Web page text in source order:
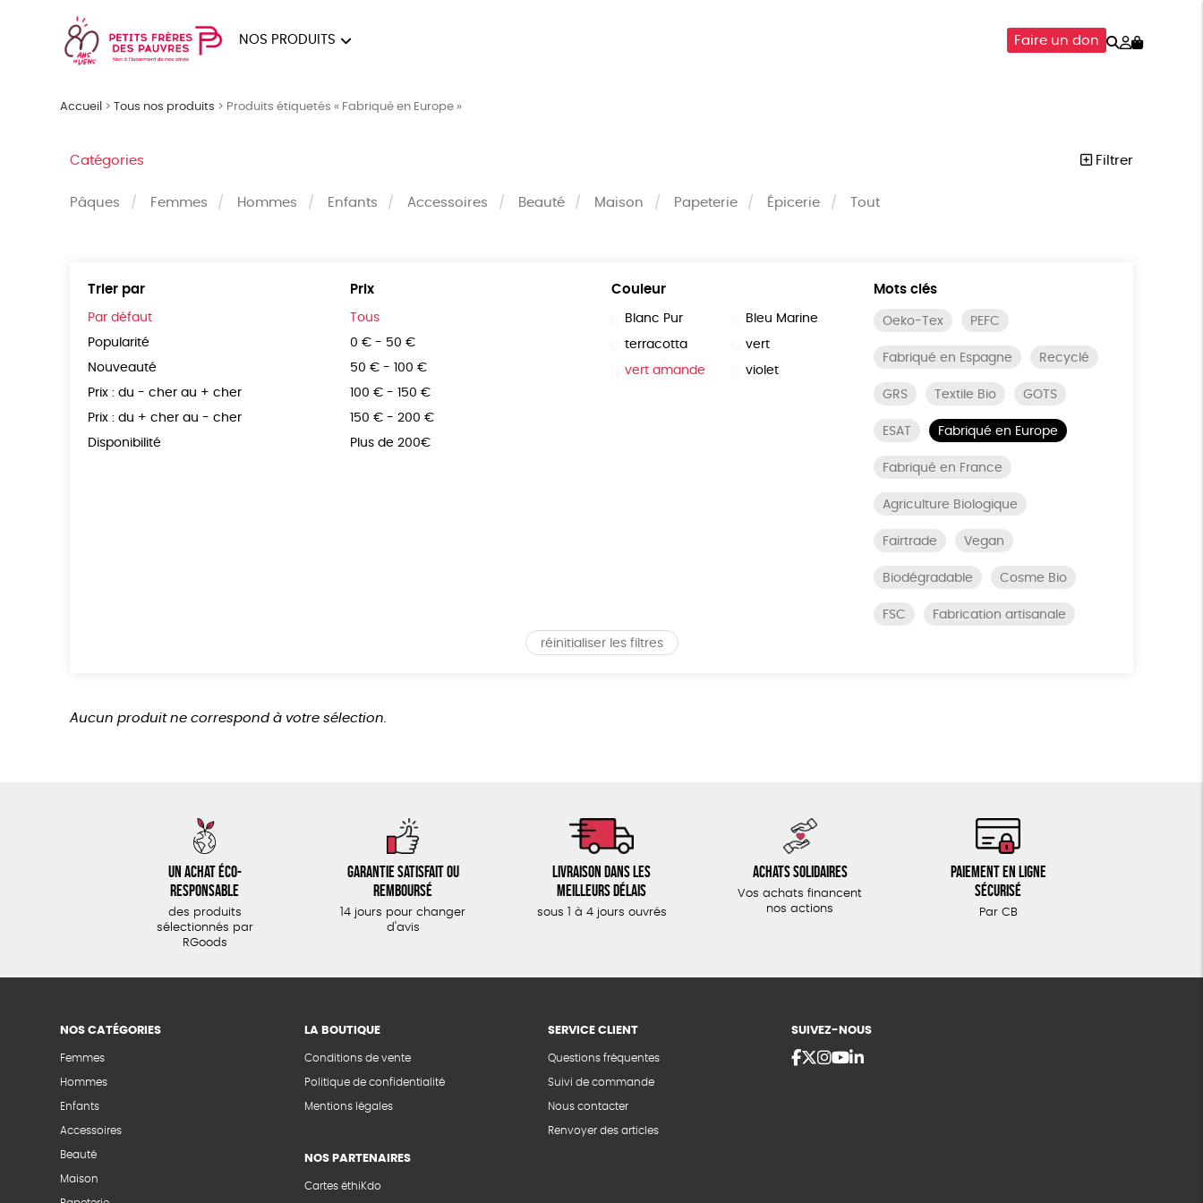
NOS PRODUITS Faire un don Rechercher
Mon
Accueil >Tous nos produits > Produits étiquetés « Fabriqué en Europe »
Catégories Filtrer
Pâques Femmes Hommes Enfants Accessoires Beauté Maison Papeterie Épicerie Tout
Trier par
Par défaut
Popularité
Nouveauté
Prix : du - cher au + cher
Prix : du + cher au - cher
Disponibilité
Prix
Tous
0 € - 50 €
50 € - 100 €
100 € - 150 €
150 € - 200 €
Plus de 200€
Couleur
Blanc Pur Bleu Marine
terracotta vert
vert amande violet
Mots clés
Oeko-Tex PEFC
Fabriqué en Espagne Recyclé
GRS Textile Bio GOTS
ESAT Fabriqué en Europe
Fabriqué en France
Agriculture Biologique
Fairtrade Vegan
Biodégradable Cosme Bio
FSC Fabrication artisanale
réinitialiser les filtres
Aucun produit ne correspond à votre sélection.
Un achat éco-
responsable
des produits
sélectionnés par
RGoods
Garantie satisfait ou
remboursé
14 jours pour changer
d'avis
Livraison dans les
meilleurs délais
sous 1 à 4 jours ouvrés
Achats solidaires
Vos achats financent
nos actions
Paiement en ligne
sécurisé
Par CB
NOS CATÉGORIES
Femmes
Hommes
Enfants
Accessoires
Beauté
Maison
LA BOUTIQUE
Conditions de vente
Politique de confidentialité
Mentions légales
NOS PARTENAIRES
Cartes éthiKdo
SERVICE CLIENT
Questions fréquentes
Suivi de commande
Nous contacter
Renvoyer des articles
SUIVEZ-NOUS